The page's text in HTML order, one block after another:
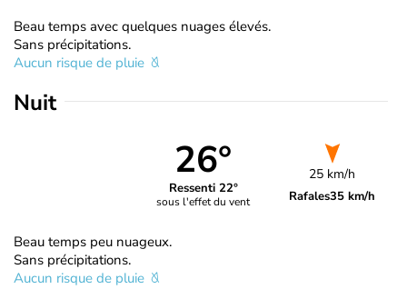
Beau temps avec quelques nuages élevés.
Sans précipitations.
Aucun risque de pluie
Nuit
26°
Ressenti 22°
sous l'effet du vent
25 km/h
Rafales35 km/h
Beau temps peu nuageux.
Sans précipitations.
Aucun risque de pluie